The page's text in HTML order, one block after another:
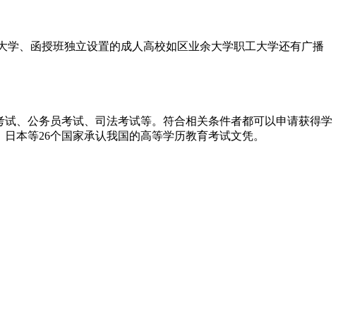
、函授班独立设置的成人高校如区业余大学职工大学还有广播
、公务员考试、司法考试等。符合相关条件者都可以申请获得学
本等26个国家承认我国的高等学历教育考试文凭。